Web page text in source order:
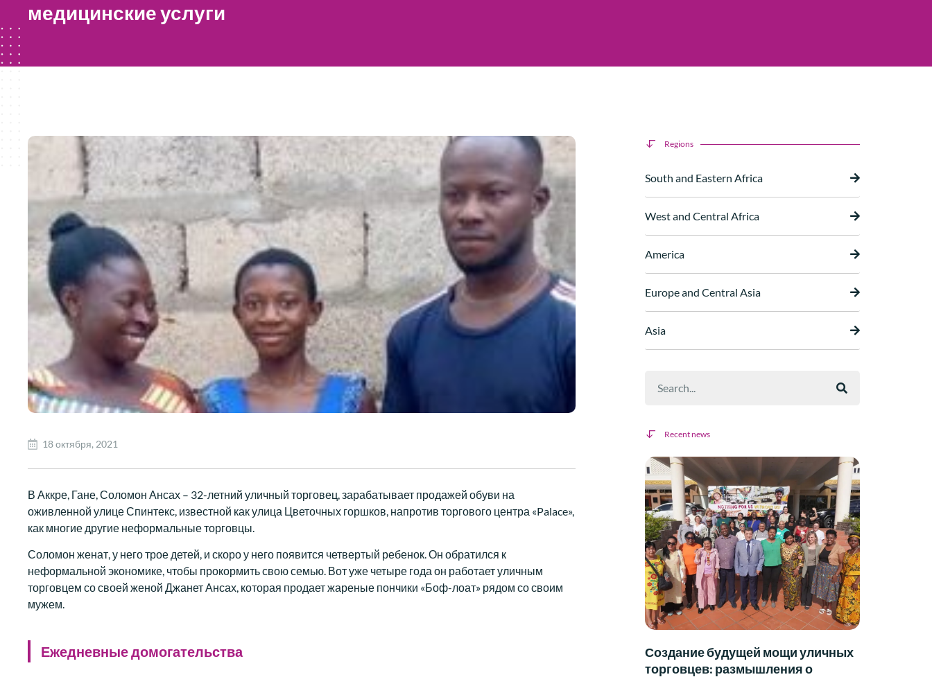
медицинские услуги
18 октября, 2021
В Аккре, Гане, Соломон Ансах – 32-летний уличный торговец, зарабатывает продажей обуви на
оживленной улице Спинтекс, известной как улица Цветочных горшков, напротив торгового центра «Palace»,
как многие другие неформальные торговцы.
Соломон женат, у него трое детей, и скоро у него появится четвертый ребенок. Он обратился к
неформальной экономике, чтобы прокормить свою семью. Вот уже четыре года он работает уличным
торговцем со своей женой Джанет Ансах, которая продает жареные пончики «Боф-лоат» рядом со своим
мужем.
Ежедневные домогательства
Regions
South and Eastern Africa
West and Central Africa
America
Europe and Central Asia
Asia
Recent news
Создание будущей мощи уличных
торговцев: размышления о